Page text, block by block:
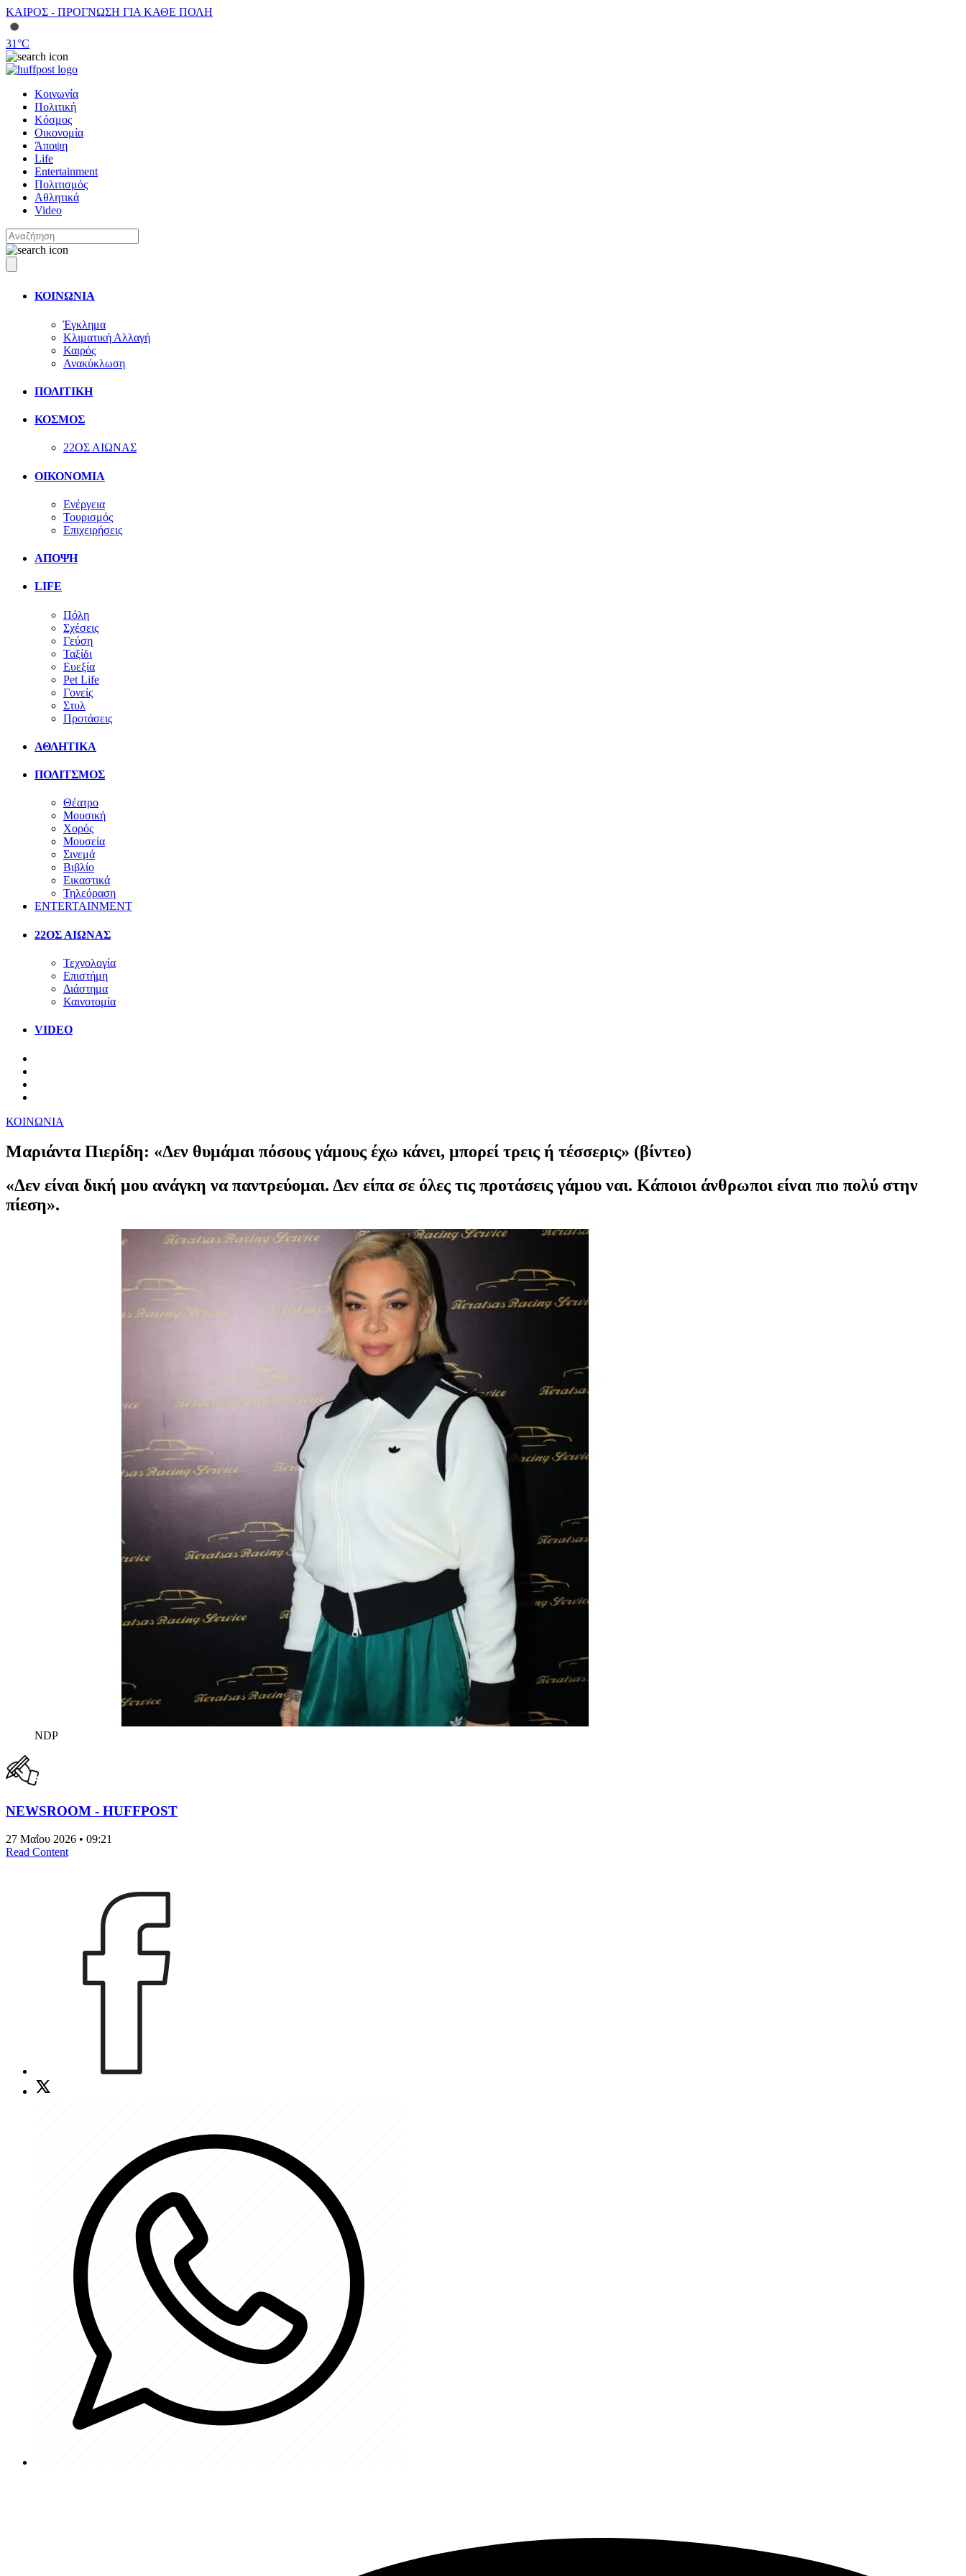
ΚΑΙΡΟΣ - ΠΡΟΓΝΩΣΗ ΓΙΑ ΚΑΘΕ ΠΟΛΗ
31°C
Κοινωνία
Πολιτική
Κόσμος
Οικονομία
Άποψη
Life
Entertainment
Πολιτισμός
Αθλητικά
Video
ΚΟΙΝΩΝΙΑ
Έγκλημα
Κλιματική Αλλαγή
Καιρός
Ανακύκλωση
ΠΟΛΙΤΙΚΗ
ΚΟΣΜΟΣ
22ΟΣ ΑΙΩΝΑΣ
ΟΙΚΟΝΟΜΙΑ
Ενέργεια
Τουρισμός
Επιχειρήσεις
ΑΠΟΨΗ
LIFE
Πόλη
Σχέσεις
Γεύση
Ταξίδι
Ευεξία
Pet Life
Γονείς
Στυλ
Προτάσεις
ΑΘΛΗΤΙΚΑ
ΠΟΛΙΤΣΜΟΣ
Θέατρο
Μουσική
Χορός
Μουσεία
Σινεμά
Βιβλίο
Εικαστικά
Τηλεόραση
ENTERTAINMENT
22ΟΣ ΑΙΩΝΑΣ
Τεχνολογία
Επιστήμη
Διάστημα
Καινοτομία
VIDEO
ΚΟΙΝΩΝΙΑ
Μαριάντα Πιερίδη: «Δεν θυμάμαι πόσους γάμους έχω κάνει, μπορεί τρεις ή τέσσερις» (βίντεο)
«Δεν είναι δική μου ανάγκη να παντρεύομαι. Δεν είπα σε όλες τις προτάσεις γάμου ναι. Κάποιοι άνθρωποι είναι πιο πολύ στην
πίεση».
NDP
NEWSROOM - HUFFPOST
27 Μαΐου 2026 • 09:21
Read Content